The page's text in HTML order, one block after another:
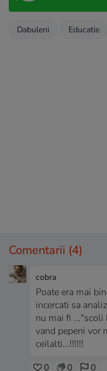
Dabuleni Educatie
Comentarii (4)
cobra
Poate era mai
incercati sa
nu mai fi ..."scoli
vand pepeni vor
ceilalti...!!!!!!
0 0 0